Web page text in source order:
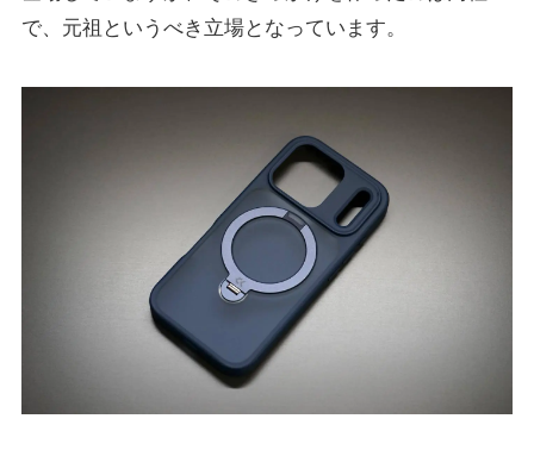
で、元祖というべき立場となっています。